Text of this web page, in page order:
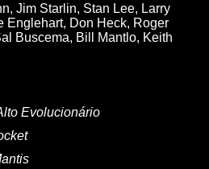
, Jim Starlin, Stan Lee, Larry
Englehart, Don Heck, Roger
Buscema, Bill Mantlo, Keith
Evolucionário